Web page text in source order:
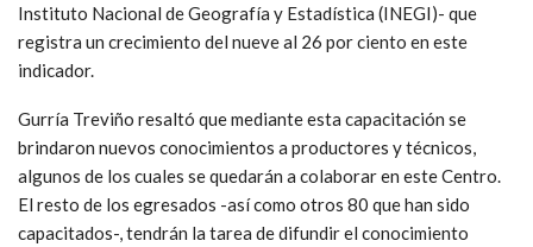
Instituto Nacional de Geografía y Estadística (INEGI)- que
registra un crecimiento del nueve al 26 por ciento en este
indicador.
Gurría Treviño resaltó que mediante esta capacitación se
brindaron nuevos conocimientos a productores y técnicos,
algunos de los cuales se quedarán a colaborar en este Centro.
El resto de los egresados -así como otros 80 que han sido
capacitados-, tendrán la tarea de difundir el conocimiento